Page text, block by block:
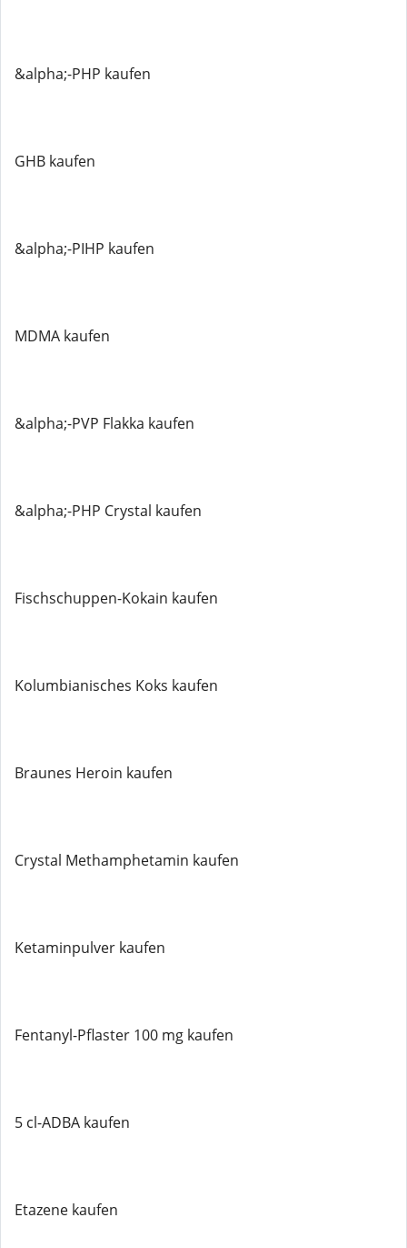
&alpha;-PHP kaufen
GHB kaufen
&alpha;-PIHP kaufen
MDMA kaufen
&alpha;-PVP Flakka kaufen
&alpha;-PHP Crystal kaufen
Fischschuppen-Kokain kaufen
Kolumbianisches Koks kaufen
Braunes Heroin kaufen
Crystal Methamphetamin kaufen
Ketaminpulver kaufen
Fentanyl-Pflaster 100 mg kaufen
5 cl-ADBA kaufen
Etazene kaufen